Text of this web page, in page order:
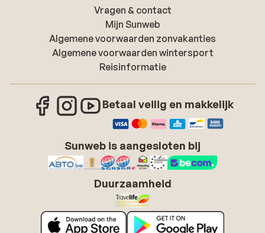
Vragen & contact
Mijn Sunweb
Algemene voorwaarden zonvakanties
Algemene voorwaarden wintersport
Reisinformatie
Betaal veilig en makkelijk
Sunweb is aangesloten bij
Duurzaamheid